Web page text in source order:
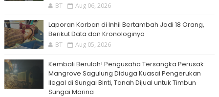
BT Aug 06, 2026
Laporan Korban di Inhil Bertambah Jadi 18 Orang,
Berikut Data dan Kronologinya
BT Aug 05, 2026
Kembali Berulah! Pengusaha Tersangka Perusak
Mangrove Sagulung Diduga Kuasai Pengerukan
Ilegal di Sungai Binti, Tanah Dijual untuk Timbun
Sungai Marina